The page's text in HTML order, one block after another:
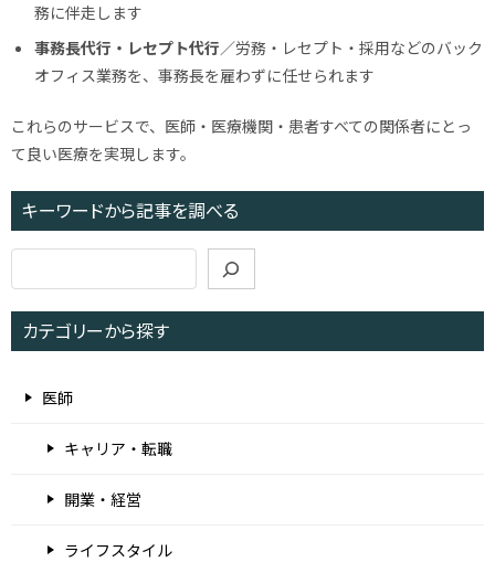
務に伴走します
事務長代行・レセプト代行／労務・レセプト・採用などのバック
オフィス業務を、事務長を雇わずに任せられます
これらのサービスで、医師・医療機関・患者すべての関係者にとっ
て良い医療を実現します。
キーワードから記事を調べる
索
カテゴリーから探す
医師
キャリア・転職
開業・経営
ライフスタイル